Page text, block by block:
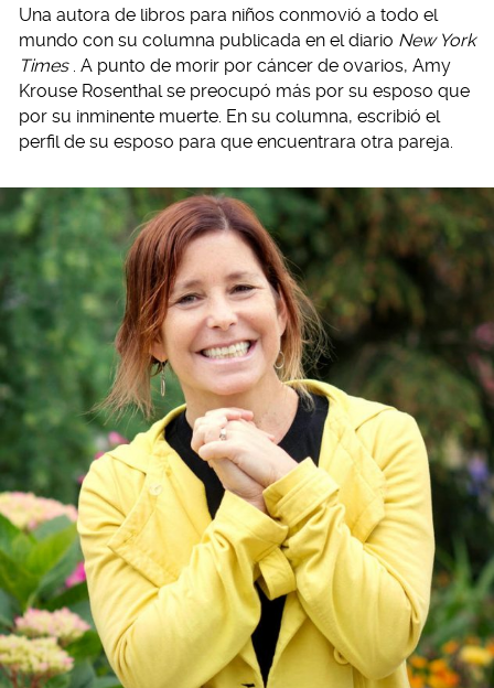
Una autora de libros para niños conmovió a todo el
mundo con su columna publicada en el diario New York
Times . A punto de morir por cáncer de ovarios, Amy
Krouse Rosenthal se preocupó más por su esposo que
por su inminente muerte. En su columna, escribió el
perfil de su esposo para que encuentrara otra pareja.